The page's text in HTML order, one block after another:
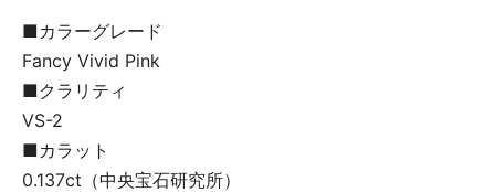
■カラーグレード
Fancy Vivid Pink
■クラリティ
VS-2
■カラット
0.137ct（中央宝石研究所）